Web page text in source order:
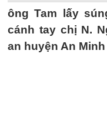
ông Tam lấy
cánh tay chị N.
an huyện An